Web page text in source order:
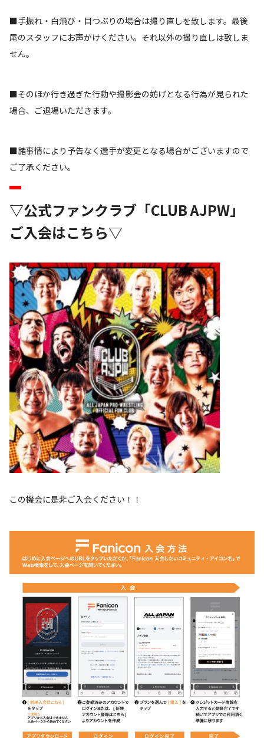
■手振れ・白飛び・目つぶりの場合は撮り直しを致します。最後
尾のスタッフにお声がけください。それ以外の撮り直しは致しま
せん。
■そのほか行き過ぎた行動や撮影会の妨げとなる行為が見られた
場合、ご退場いただきます。
■諸事情により予告なく選手が変更となる場合がございますので
ご了承ください。
▽公式ファンクラブ「CLUB AJPW」
ご入会はこちら▽
この機会に是非ご入会ください！！